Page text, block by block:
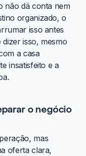
não dá conta nem
organizado, o
isso antes
isso, mesmo
a casa
insatisfeito e a
o negócio
mas
oferta clara,